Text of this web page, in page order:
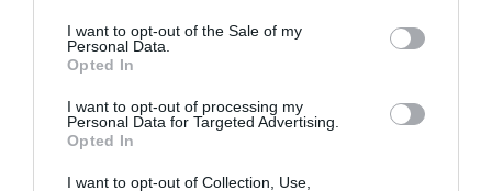
consent section.
I want to opt-out of the Sale of my
Personal Data.
Opted In
I want to opt-out of processing my
Personal Data for Targeted Advertising.
Opted In
I want to opt-out of Collection, Use,
Melegítés és párolás
Hagyjuk a vajat forrni, és tartsuk itt, amíg a középső
réteg illatos, aranyszínűbb nem lesz. Ha kellően